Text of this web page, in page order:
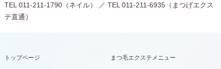
TEL 011-211-1790（ネイル） ／ TEL 011-211-6935（まつげエクス
テ直通）
トップページ まつ毛エクステメニュー